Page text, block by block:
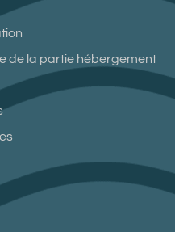
de la partie hébergement